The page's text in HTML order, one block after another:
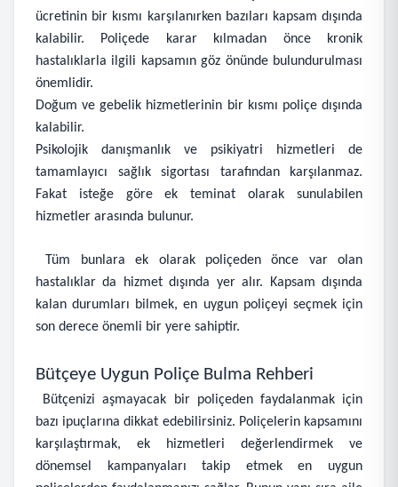
ücretinin bir kısmı karşılanırken bazıları kapsam dışında
kalabilir. Poliçede karar kılmadan önce kronik
hastalıklarla ilgili kapsamın göz önünde bulundurulması
önemlidir.
Doğum ve gebelik hizmetlerinin bir kısmı poliçe dışında
kalabilir.
Psikolojik danışmanlık ve psikiyatri hizmetleri de
tamamlayıcı sağlık sigortası tarafından karşılanmaz.
Fakat isteğe göre ek teminat olarak sunulabilen
hizmetler arasında bulunur.
Tüm bunlara ek olarak poliçeden önce var olan
hastalıklar da hizmet dışında yer alır. Kapsam dışında
kalan durumları bilmek, en uygun poliçeyi seçmek için
son derece önemli bir yere sahiptir.
Bütçeye Uygun Poliçe Bulma Rehberi
Bütçenizi aşmayacak bir poliçeden faydalanmak için
bazı ipuçlarına dikkat edebilirsiniz. Poliçelerin kapsamını
karşılaştırmak, ek hizmetleri değerlendirmek ve
dönemsel kampanyaları takip etmek en uygun